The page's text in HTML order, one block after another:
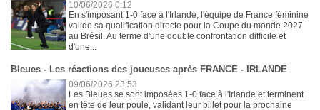
10/06/2026 0:12
En s'imposant 1-0 face à l'Irlande, l'équipe de France féminine
valide sa qualification directe pour la Coupe du monde 2027
au Brésil. Au terme d'une double confrontation difficile et
d'une...
Bleues - Les réactions des joueuses après FRANCE - IRLANDE
09/06/2026 23:53
Les Bleues se sont imposées 1-0 face à l'Irlande et terminent
en tête de leur poule, validant leur billet pour la prochaine